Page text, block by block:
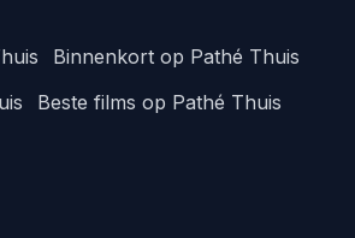
Binnenkort op Pathé Thuis
Beste films op Pathé Thuis